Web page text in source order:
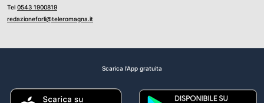
Tel 0543 1900819
redazioneforli@teleromagna.it
Scarica l'App gratuita